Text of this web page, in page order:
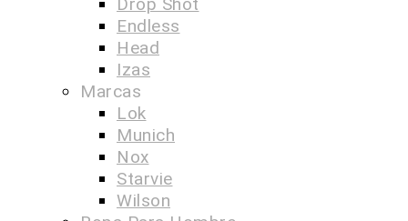
Endless
Head
Izas
Marcas
Lok
Munich
Nox
Starvie
Wilson